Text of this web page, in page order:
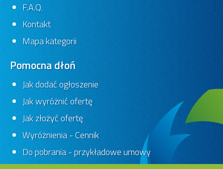
F.A.Q.
Kontakt
Mapa kategorii
Pomocna dłoń
Jak dodać ogłoszenie
Jak wyróżnić ofertę
Jak złożyć ofertę
Wyróżnienia - Cennik
Do pobrania - przykładowe umowy